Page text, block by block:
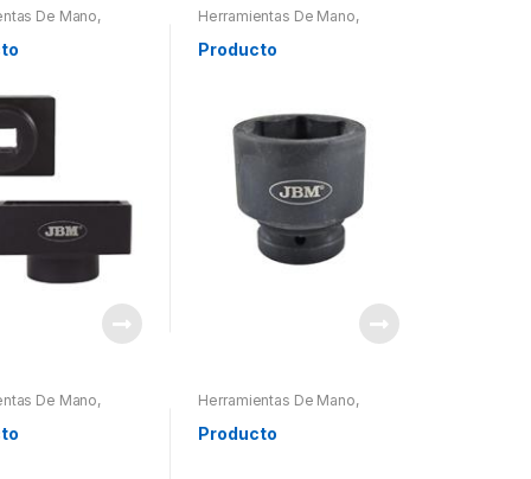
De Mano,
Otros
Herramientas De Mano,
Herramientas Otros
Producto
De Mano,
Otros
Herramientas De Mano,
Herramientas Otros
Producto